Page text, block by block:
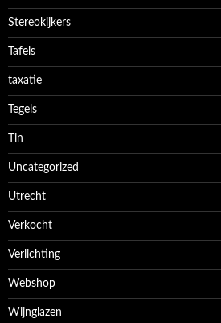
Stereokijkers
Tafels
taxatie
Tegels
Tin
Uncategorized
Utrecht
Verkocht
Verlichting
Webshop
Wijnglazen